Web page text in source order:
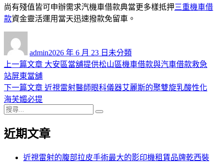
尚有殘值皆可申辦需求汽機車借款典當更多樣抵押三重機車借
款資金靈活運用當天迅速撥款免留車。
admin佈
日
2026 年 6 月 23 日 類
未分類
文
章
導
覽
上一篇文章 上
篇
大安區當舖提供松山區機車借款與汽車借款救急
站屏東當舖
下一篇文章 下
章:
近視雷射醫師眼科儀器艾麗斯的聚雙旋乳酸性化
海芙媚必提
搜
關
近期文章
近視雷射的腹部拉皮手術最大的影印機租賃品牌乾西裝